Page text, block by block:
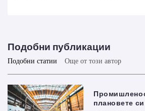
Подобни публикации
Подобни статии Още от този автор
плановете